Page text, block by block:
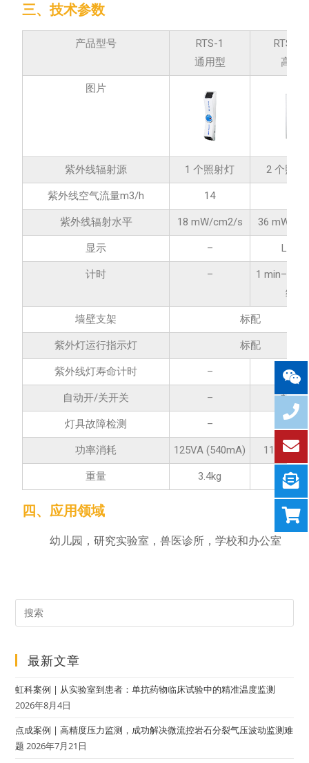
三、技术参数
产品型号
RTS-1
通用型
RTS-1C
高级
图片
紫外线辐射源 1 个照射灯 2 个照射
紫外线空气流量m3/h 14
紫外线辐射水平 18 mW/cm2/s 36 mW/
显示 – LCD
计时 –
1 min–24
续
墙壁支架 标配
紫外灯运行指示灯 标配
紫外线灯寿命计时 – 标配
自动开/关开关 – 标配
灯具故障检测 – 标配
功率消耗 125VA (540mA) 110W
重量 3.4kg 3.4kg
四、应用领域
幼儿园，研究实验室，兽医诊所，学校和办公室
最新文章
虹科案例 | 从实验室到患者：单抗药物临床试验中的精准温度监测
2026年8月4日
点成案例 | 高精度压力监测，成功解决微流控岩石分裂气压波动监测难
题 2026年7月21日